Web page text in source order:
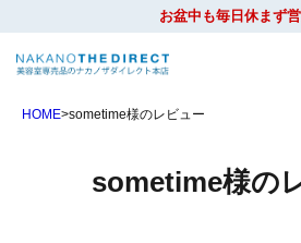
お盆中も毎日休まず
HOME sometime様のレビュー
sometime様の